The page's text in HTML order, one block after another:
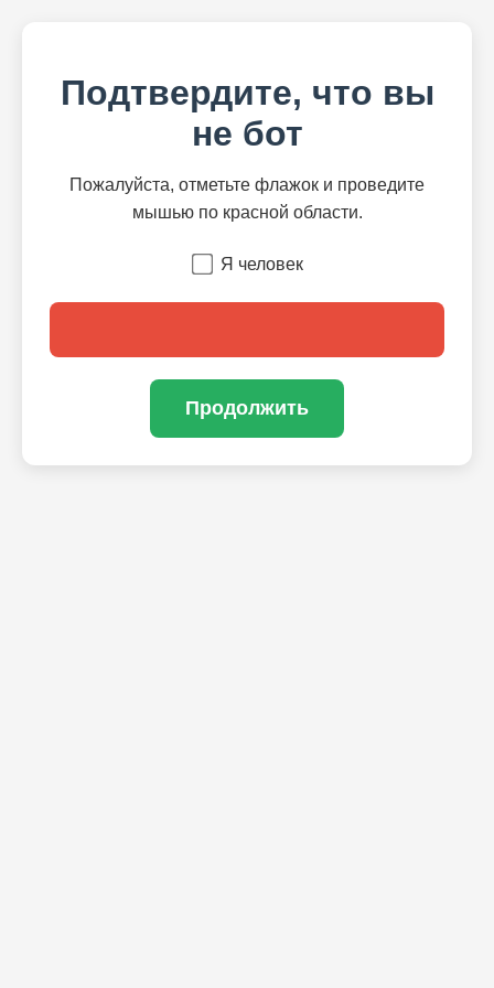
Подтвердите, что вы
не бот
Пожалуйста, отметьте флажок и проведите
мышью по красной области.
Я человек
Продолжить